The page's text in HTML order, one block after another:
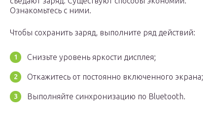
Ознакомьтесь с ними.
Чтобы сохранить заряд, выполните ряд действий:
Снизьте уровень яркости дисплея;
Откажитесь от постоянно включенного экрана;
Выполняйте синхронизацию по Bluetooth.